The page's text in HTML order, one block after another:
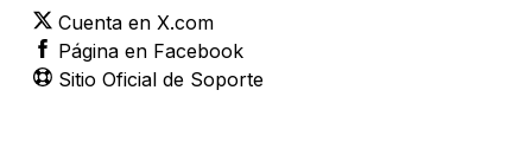
Cuenta en X.com
Página en Facebook
Sitio Oficial de Soporte